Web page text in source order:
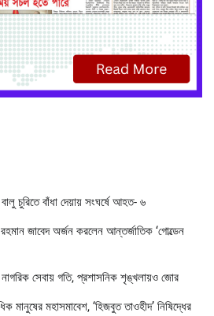
বালু চুরিতে বাঁধা দেয়ায় সংঘর্ষে আহত- ৬
জাবেদ অর্জন করলেন আন্তর্জাতিক ‘গোল্ডেন
সেবায় গতি, প্রশাসনিক শৃঙ্খলায়ও জোর
মানুষের মহাসমাবেশ, ‘হিজবুত তাওহীদ’ নিষিদ্ধের